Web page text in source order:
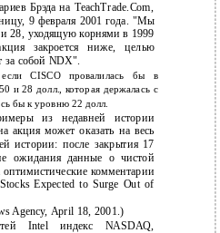
Брэда на TeachTrade.Com,
9 февраля 2001 года. "Мы
28, уходящую корнями в 1999
закроется ниже, целью
за собой NDX".
CISCO провалилась бы в
и 28 долл., которая держалась с
бы к уровню 22 долл.
из недавней истории
акция может оказать на весь
истории: после закрытия 17
ожидания данные о чистой
комментарии
Expected to Surge Out of
Agency, April 18, 2001.)
Intel индекс NASDAQ,